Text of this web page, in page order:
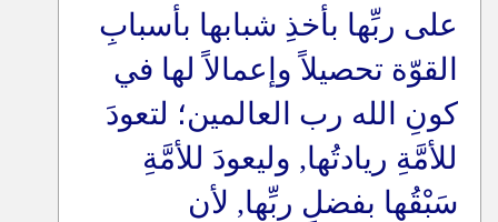
على ربِّها بأخذِ شبابها بأسبابِ
القوّة تحصيلاً وإعمالاً لها في
كونِ الله رب العالمين؛ لتعودَ
للأمَّةِ ريادتُها, وليعودَ للأمَّةِ
سَبْقُها بفضلِ ربِّها, لأن